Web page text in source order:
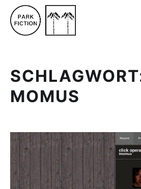
MOMUS